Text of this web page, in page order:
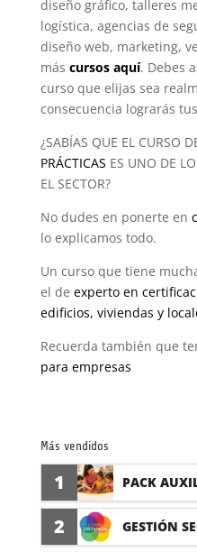
diseño gráfico, talleres
logística, agencias de
diseño web, marketing,
más cursos aquí. Debes
curso que elijas sea
consecuencia lograrás
¿SABÍAS QUE EL CURSO
PRÁCTICAS ES UNO DE
EL SECTOR?
No dudes en ponerte en
lo explicamos todo.
Un curso que tiene
el de experto en
edificios, viviendas y
Recuerda también que
para empresas
Más vendidos
1 PACK
PRÁCTICAS
2 GESTIÓN